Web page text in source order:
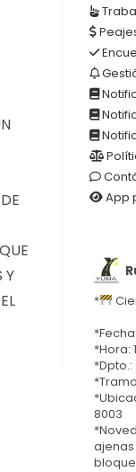
Y
App
*
*Hora:
8003